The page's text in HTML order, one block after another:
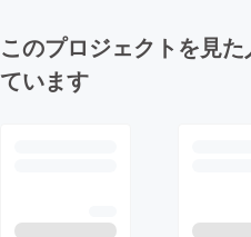
このプロジェクトを見
ています